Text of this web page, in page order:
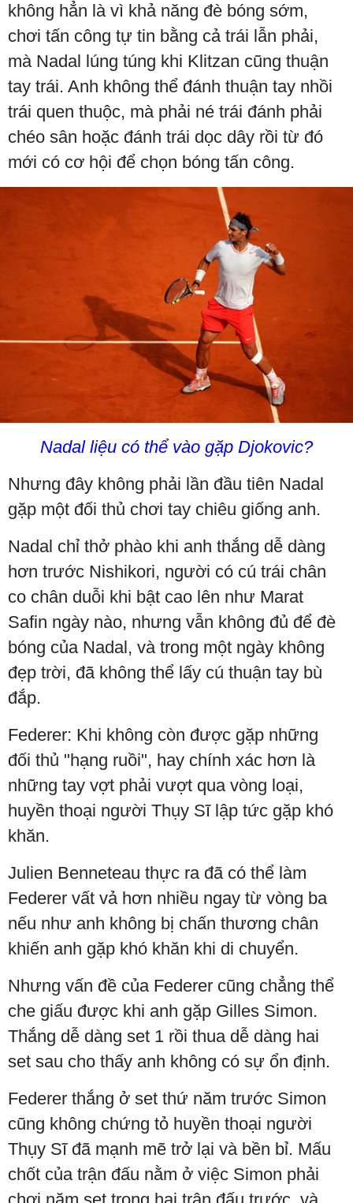
không hẳn là vì khả năng đè bóng sớm,
chơi tấn công tự tin bằng cả trái lẫn phải,
mà Nadal lúng túng khi Klitzan cũng thuận
tay trái. Anh không thể đánh thuận tay nhồi
trái quen thuộc, mà phải né trái đánh phải
chéo sân hoặc đánh trái dọc dây rồi từ đó
mới có cơ hội để chọn bóng tấn công.
Nadal liệu có thể vào gặp Djokovic?
Nhưng đây không phải lần đầu tiên Nadal
gặp một đối thủ chơi tay chiêu giống anh.
Nadal chỉ thở phào khi anh thắng dễ dàng
hơn trước Nishikori, người có cú trái chân
co chân duỗi khi bật cao lên như Marat
Safin ngày nào, nhưng vẫn không đủ để đè
bóng của Nadal, và trong một ngày không
đẹp trời, đã không thể lấy cú thuận tay bù
đắp.
Federer: Khi không còn được gặp những
đối thủ "hạng ruồi", hay chính xác hơn là
những tay vợt phải vượt qua vòng loại,
huyền thoại người Thụy Sĩ lập tức gặp khó
khăn.
Julien Benneteau thực ra đã có thể làm
Federer vất vả hơn nhiều ngay từ vòng ba
nếu như anh không bị chấn thương chân
khiến anh gặp khó khăn khi di chuyển.
Nhưng vấn đề của Federer cũng chẳng thể
che giấu được khi anh gặp Gilles Simon.
Thắng dễ dàng set 1 rồi thua dễ dàng hai
set sau cho thấy anh không có sự ổn định.
Federer thắng ở set thứ năm trước Simon
cũng không chứng tỏ huyền thoại người
Thụy Sĩ đã mạnh mẽ trở lại và bền bỉ. Mấu
chốt của trận đấu nằm ở việc Simon phải